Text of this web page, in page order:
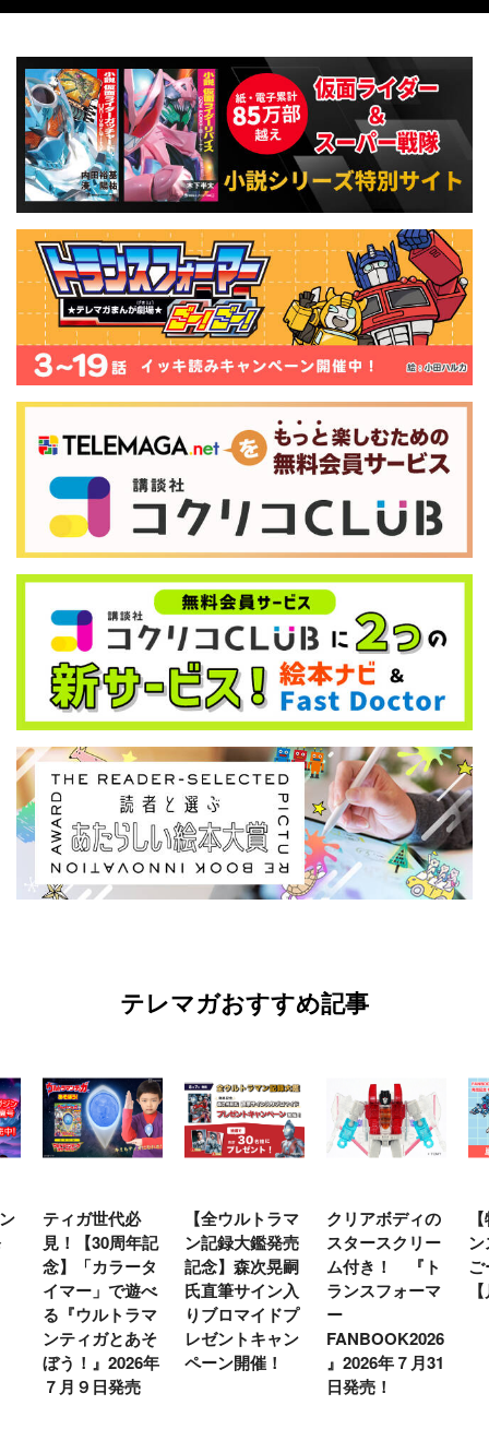
テレマガおすすめ記事
ティガ世代必
見！【30周年記
念】「カラータ
イマー」で遊べ
る『ウルトラマ
ンティガとあそ
ぼう！』2026年
７月９日発売
【全ウルトラマ
ン記録大鑑発売
記念】森次晃嗣
氏直筆サイン入
りブロマイドプ
レゼントキャン
ペーン開催！
クリアボディの
スタースクリー
ム付き！ 『ト
ランスフォーマ
ー
FANBOOK2026
』2026年７月31
日発売！